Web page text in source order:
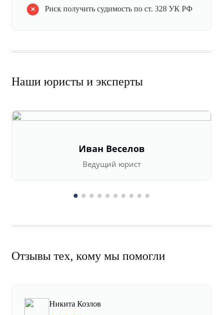
Риск получить судимость по ст. 328 УК РФ
Наши юристы и эксперты
Иван Веселов
Ведущий юрист
Отзывы тех, кому мы помогли
Никита Козлов